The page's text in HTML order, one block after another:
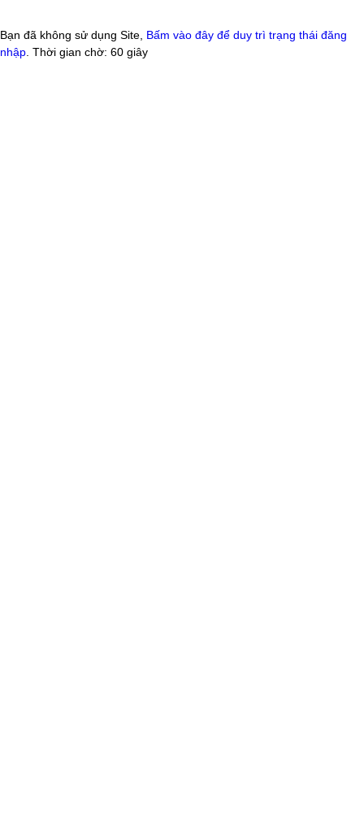
Bạn đã không sử dụng Site, Bấm vào đây để duy trì trạng thái đăng
nhập . Thời gian chờ: 60 giây